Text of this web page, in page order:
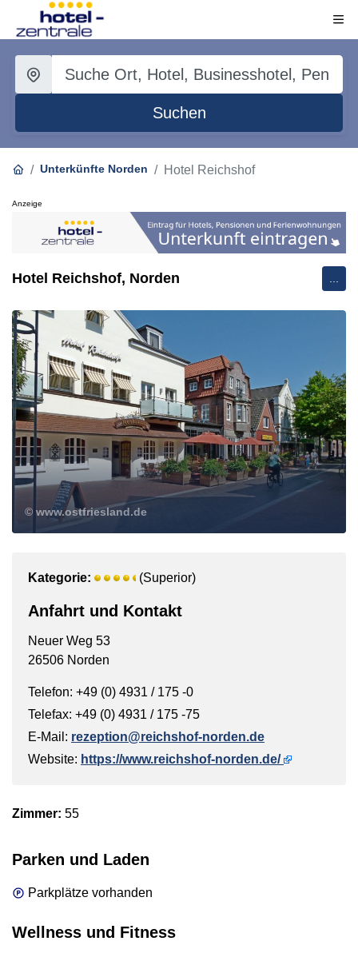
Suchen
Unterkünfte Norden Hotel Reichshof
Anzeige
Hotel Reichshof, Norden
© www.ostfriesland.de
Kategorie: (Superior)
Anfahrt und Kontakt
Neuer Weg 53
26506 Norden
Telefon: +49 (0) 4931 / 175 -0
Telefax: +49 (0) 4931 / 175 -75
E-Mail: rezeption@reichshof-norden.de
Website: https://www.reichshof-norden.de/
Zimmer: 55
Parken und Laden
Parkplätze vorhanden
Wellness und Fitness